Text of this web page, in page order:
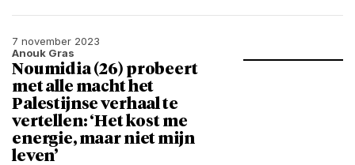
7 november 2023
Anouk Gras
Noumidia (26) probeert
met alle macht het
Palestijnse verhaal te
vertellen: ‘Het kost me
energie, maar niet mijn
leven’